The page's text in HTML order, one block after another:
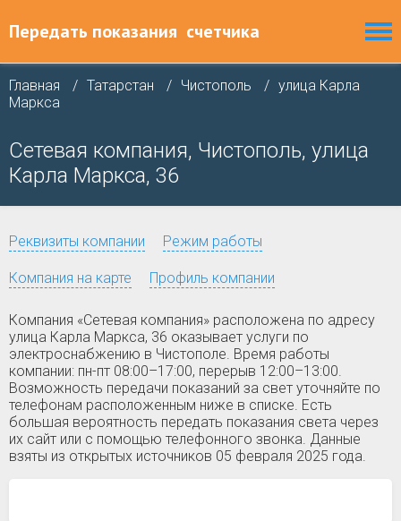
Передать показания счетчика
Главная Татарстан Чистополь
улица Карла
Маркса
Сетевая компания, Чистополь, улица
Карла Маркса, 36
Реквизиты компании Режим работы
Компания на карте Профиль компании
Компания «Сетевая компания» расположена по адресу
улица Карла Маркса, 36 оказывает услуги по
электроснабжению в Чистополе. Время работы
компании: пн-пт 08:00–17:00, перерыв 12:00–13:00.
Возможность передачи показаний за свет уточняйте по
телефонам расположенным ниже в списке. Есть
большая вероятность передать показания света через
их сайт или с помощью телефонного звонка. Данные
взяты из открытых источников 05 февраля 2025 года.